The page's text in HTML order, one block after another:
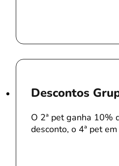
Descontos
O 2ª pet ganha 10%
desconto, o 4ª pet